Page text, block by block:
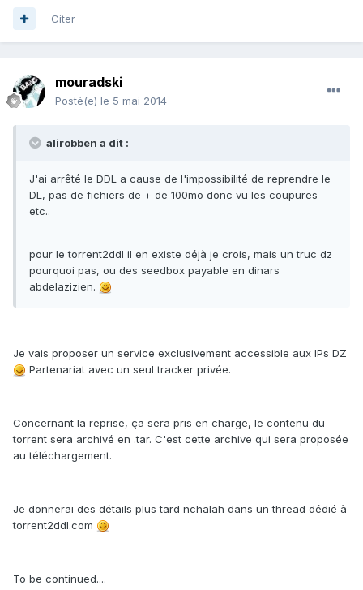
Citer
mouradski
Posté(e) le 5 mai 2014
alirobben a dit :
J'ai arrêté le DDL a cause de l'impossibilité de reprendre le
DL, pas de fichiers de + de 100mo donc vu les coupures
etc..
pour le torrent2ddl il en existe déjà je crois, mais un truc dz
pourquoi pas, ou des seedbox payable en dinars
abdelazizien.
Je vais proposer un service exclusivement accessible aux IPs DZ
Partenariat avec un seul tracker privée.
Concernant la reprise, ça sera pris en charge, le contenu du
torrent sera archivé en .tar. C'est cette archive qui sera proposée
au téléchargement.
Je donnerai des détails plus tard nchalah dans un thread dédié à
torrent2ddl.com
To be continued....